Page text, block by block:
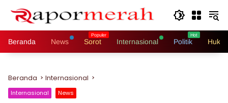
Beranda News Sorot Internasional Politik
Beranda Internasional
Internasional News